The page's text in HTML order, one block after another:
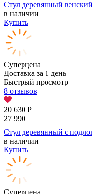
Стул деревянный
в наличии
Купить
Суперцена
Доставка за 1 день
Быстрый просмотр
8 отзывов
20 630 Р
27 990
Стул деревянный с
в наличии
Купить
Суперцена